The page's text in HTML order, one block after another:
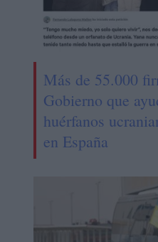
Más de 55.000
Gobierno que
huérfanos
en España